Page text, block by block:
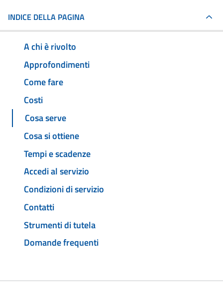
INDICE DELLA PAGINA
A chi è rivolto
Approfondimenti
Come fare
Costi
Cosa serve
Cosa si ottiene
Tempi e scadenze
Accedi al servizio
Condizioni di servizio
Contatti
Strumenti di tutela
Domande frequenti